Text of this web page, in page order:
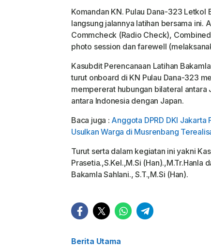
Komandan KN. Pulau Dana-323 Letkol
langsung jalannya latihan bersama ini.
Commcheck (Radio Check),
photo session dan farewell
Kasubdit Perencanaan Latihan
turut onboard di KN Pulau Dana-323
mempererat hubungan bilateral antara
antara Indonesia dengan Japan.
Baca juga : Anggota DPRD DKI Jakarta
Usulkan Warga di Musrenbang
Turut serta dalam kegiatan ini yakni
Prasetia.,S.Kel.,M.Si (Han).,M.Tr.Hanla
Bakamla Sahlani., S.T.,M.Si (Han).
Berita Utama